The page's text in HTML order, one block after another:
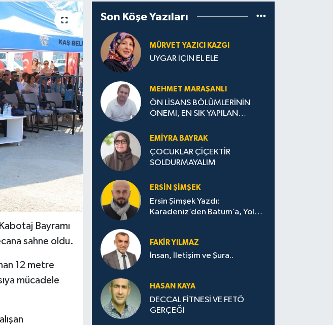
Bayramı
sahne oldu.
12 metre
mücadele
Son Köşe Yazıları
MÜRVET YAZICI KAZGI
UYGAR İÇİN EL ELE
MEHMET MARAŞANLI
ÖN LİSANS BÖLÜMLERİNİN
ÖNEMİ, EN SIK YAPILAN
STRATEJİLERİ
EMIYRA BAYRAK
ÇOCUKLAR ÇİÇEKTİR
SOLDURMAYALIM
ERSIN ŞIMŞEK
Ersin Şimşek Yazdı:
Karadeniz’den Batum’a, Yolun
FAKIR YILMAZ
İnsan, İletişim ve Şura..
HASAN KAYA
DECCAL FİTNESİ VE FETÖ
GERÇEĞİ